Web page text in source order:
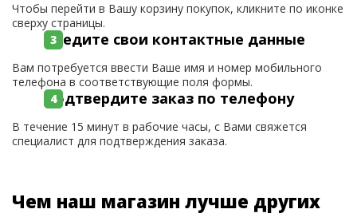
Чтобы перейти в Вашу корзину покупок, кликните по иконке
сверху страницы.
Введите свои контактные данные
Вам потребуется ввести Ваше имя и номер мобильного
телефона в соответствующие поля формы.
Подтвердите заказ по телефону
В течение 15 минут в рабочие часы, с Вами свяжется
специалист для подтверждения заказа.
Чем наш магазин лучше других